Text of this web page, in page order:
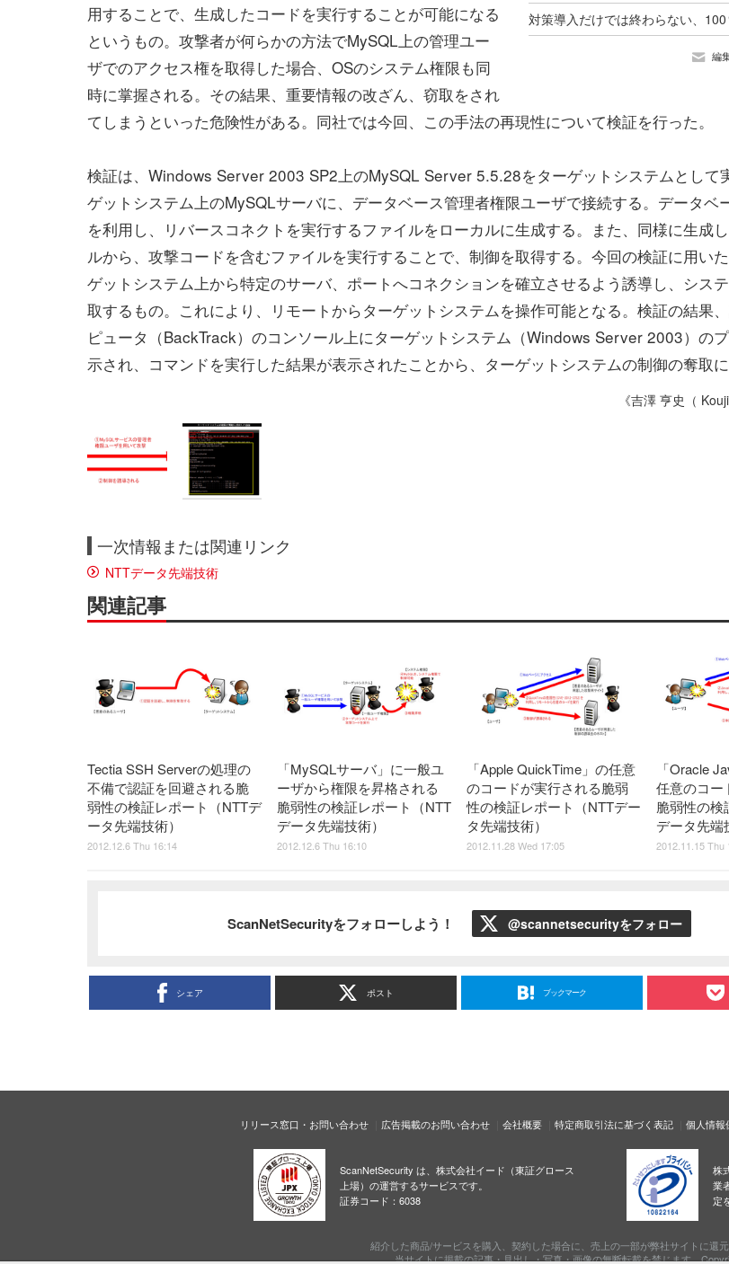
編
用することで、生成したコードを実行することが可能になる
というもの。攻撃者が何らかの方法でMySQL上の管理ユー
ザでのアクセス権を取得した場合、OSのシステム権限も同
時に掌握される。その結果、重要情報の改ざん、窃取をされ
てしまうといった危険性がある。同社では今回、この手法の再現性について検証を行った。
検証は、Windows Server 2003 SP2上のMySQL Server 5.5.28をターゲットシステムとして
ゲットシステム上のMySQLサーバに、データベース管理者権限ユーザで接続する。データベ
を利用し、リバースコネクトを実行するファイルをローカルに生成する。また、同様に生成
ルから、攻撃コードを含むファイルを実行することで、制御を取得する。今回の検証に用い
ゲットシステム上から特定のサーバ、ポートへコネクションを確立させるよう誘導し、シス
取するもの。これにより、リモートからターゲットシステムを操作可能となる。検証の結果
ピュータ（BackTrack）のコンソール上にターゲットシステム（Windows Server 2003）の
示され、コマンドを実行した結果が表示されたことから、ターゲットシステムの制御の奪取に
《吉澤 亨史（
一次情報または関連リンク
NTTデータ先端技術
関連記事
Tectia SSH Serverの処理の
不備で認証を回避される脆
弱性の検証レポート（NTTデ
ータ先端技術）
2012.12.6 Thu 16:14
「MySQLサーバ」に一般ユ
ーザから権限を昇格される
脆弱性の検証レポート（NTT
データ先端技術）
2012.12.6 Thu 16:10
「Apple QuickTime」の任意
のコードが実行される脆弱
性の検証レポート（NTTデー
タ先端技術）
2012.11.28 Wed 17:05
「Oracle
任意のコー
脆弱性の検
データ先端
2012.11.15 Thu
ScanNetSecurityをフォローしよう！ @scannetsecurityをフォロー
シェア ポスト ブックマーク
リリース窓口・お問い合わせ 広告掲載のお問い合わせ 会社概要 特定商取引法に基づく表記 個人情報
ScanNetSecurity は、株式会社イード（東証グロース
上場）の運営するサービスです。
証券コード：6038
株
業
定
紹介した商品/サービスを購入、契約した場合に、売上の一部が弊社サイトに還元
当サイトに掲載の記事・見出し・写真・画像の無断転載を禁じます。